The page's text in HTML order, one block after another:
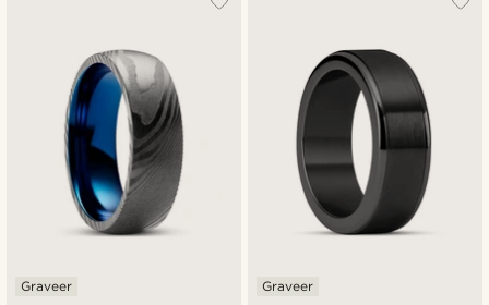
Graveer Graveer